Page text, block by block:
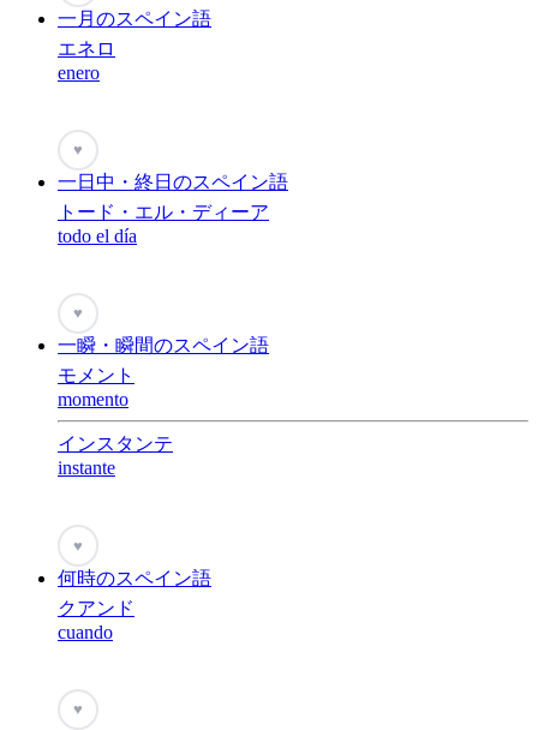
一月のスペイン語
エネロ
enero
♥
一日中・終日のスペイン語
トード・エル・ディーア
todo el día
♥
一瞬・瞬間のスペイン語
モメント
momento
インスタンテ
instante
♥
何時のスペイン語
クアンド
cuando
♥